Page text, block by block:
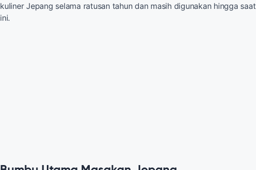
kuliner Jepang selama ratusan tahun dan masih digunakan hingga saat
ini.